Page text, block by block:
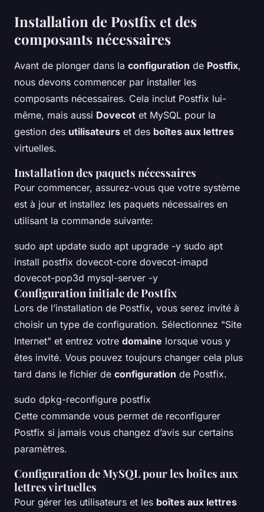
Installation de Postfix et des
composants nécessaires
Avant de plonger dans la configuration de Postfix,
nous devons commencer par installer les
composants nécessaires. Cela inclut Postfix lui-
même, mais aussi Dovecot et MySQL pour la
gestion des utilisateurs et des boîtes aux lettres
virtuelles.
Installation des paquets nécessaires
Pour commencer, assurez-vous que votre système
est à jour et installez les paquets nécessaires en
utilisant la commande suivante:
sudo apt update sudo apt upgrade -y sudo apt
install postfix dovecot-core dovecot-imapd
dovecot-pop3d mysql-server -y
Configuration initiale de Postfix
Lors de l’installation de Postfix, vous serez invité à
choisir un type de configuration. Sélectionnez "Site
Internet" et entrez votre domaine lorsque vous y
êtes invité. Vous pouvez toujours changer cela plus
tard dans le fichier de configuration de Postfix.
sudo dpkg-reconfigure postfix
Cette commande vous permet de reconfigurer
Postfix si jamais vous changez d’avis sur certains
paramètres.
Configuration de MySQL pour les boîtes aux
lettres virtuelles
Pour gérer les utilisateurs et les boîtes aux lettres